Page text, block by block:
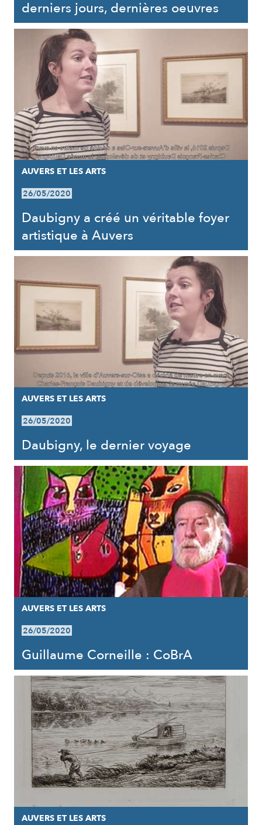
derniers jours, dernières oeuvres
AUVERS ET LES ARTS
26/05/2020
Daubigny a créé un véritable foyer
artistique à Auvers
AUVERS ET LES ARTS
26/05/2020
Daubigny, le dernier voyage
AUVERS ET LES ARTS
26/05/2020
Guillaume Corneille : CoBrA
AUVERS ET LES ARTS